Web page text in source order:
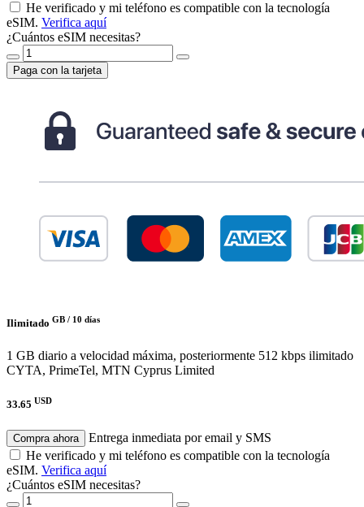
He verificado y mi teléfono es compatible con la tecnología
eSIM. Verifica aquí
¿Cuántos eSIM necesitas?
Paga con la tarjeta
Ilimitado GB / 10 días
1 GB diario a velocidad máxima, posteriormente 512 kbps ilimitado
CYTA, PrimeTel, MTN Cyprus Limited
33.65 USD
Compra ahora
Entrega inmediata por email y SMS
He verificado y mi teléfono es compatible con la tecnología
eSIM. Verifica aquí
¿Cuántos eSIM necesitas?